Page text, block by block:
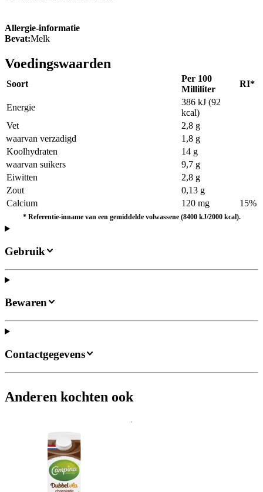
Allergie-informatie
Bevat:Melk
Voedingswaarden
Soort
Per 100
Milliliter
RI*
Energie
386 kJ (92
kcal)
Vet
2,8 g
waarvan verzadigd
1,8 g
Koolhydraten
14 g
waarvan suikers
9,7 g
Eiwitten
2,8 g
Zout
0,13 g
Calcium
120 mg 15%
* Referentie-inname van een gemiddelde volwassene (8400 kJ/2000 kcal).
Gebruik
Bewaren
Contactgegevens
Anderen kochten ook